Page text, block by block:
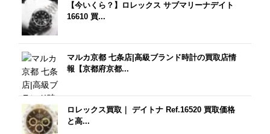
【今いくら？】ロレックス サブマリーナデイト
16610 買...
マルカ京都 七条店|高級ブランド時計の買取店情
報【京都府京都...
ロレックス買取｜ デイトナ Ref.16520 買取価格
と高...